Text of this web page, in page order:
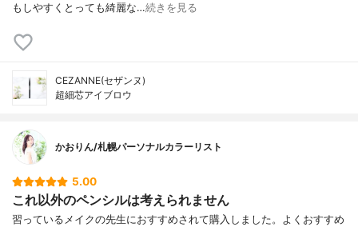
もしやすくとっても綺麗な…続きを見る
CEZANNE(セザンヌ)
超細芯アイブロウ
かおりん/札幌パーソナルカラーリスト
5.00
これ以外のペンシルは考えられません
習っているメイクの先生におすすめされて購入しました。よくおすすめ